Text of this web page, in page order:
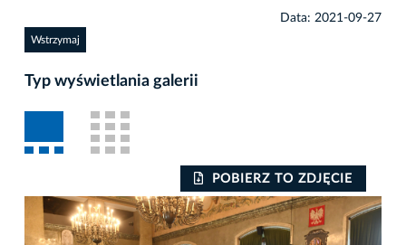
Data: 2021-09-27
Wstrzymaj
Typ wyświetlania galerii
POBIERZ TO ZDJĘCIE